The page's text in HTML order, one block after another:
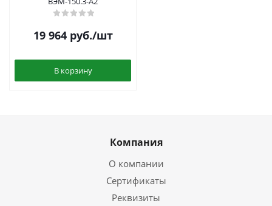
19 964руб./шт
В корзину
Компания
О компании
Сертификаты
Реквизиты